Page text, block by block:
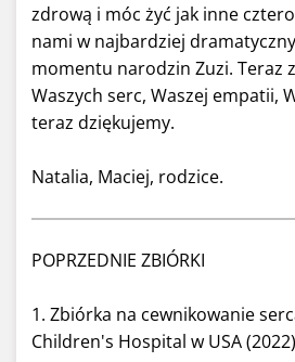
zdrową i móc żyć jak inne
nami w najbardziej
momentu narodzin Zuzi. Teraz
Waszych serc, Waszej empatii,
teraz dziękujemy.
Natalia, Maciej, rodzice.
POPRZEDNIE ZBIÓRKI
1. Zbiórka na cewnikowanie
Children's Hospital w USA